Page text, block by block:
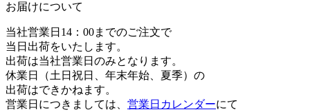
お届けについて
当社営業日14：00までのご注文で
当日出荷をいたします。
出荷は当社営業日のみとなります。
休業日（土日祝日、年末年始、夏季）の
出荷はできかねます。
営業日につきましては、 営業日カレンダーにて